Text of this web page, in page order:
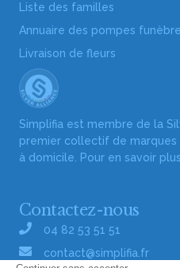
Liste des familles
Annuaire des pompes
Livraison de fleurs
Simplifia est membre de la
premier collectif de marques
à domicile. Pour en savoir
Contactez-nous
04 82 53 51 51
contact@simplifia.fr